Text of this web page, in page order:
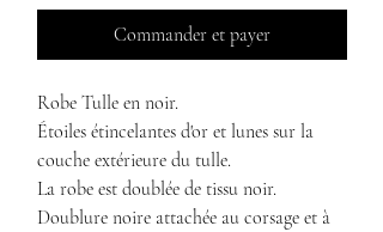
Commander et payer
Robe Tulle en noir.
Étoiles étincelantes d'or et lunes sur la
couche extérieure du tulle.
La robe est doublée de tissu noir.
Doublure noire attachée au corsage et à